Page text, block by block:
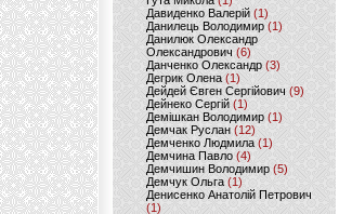
Давиденко Валерій (1)
Данилець Володимир(1)
Данилюк Олександр
Олександрович (6)
Данченко Олександр (3)
Дегрик Олена(1)
Дейдей Євген Сергійович(9)
Дейнеко Сергій (1)
Демішкан Володимир(1)
Демчак Руслан (12)
Демченко Людмила (1)
Демчина Павло (4)
Демчишин Володимир (5)
Демчук Ольга(1)
Денисенко Анатолій Петрович
(1)